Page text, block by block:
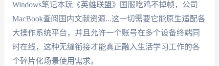
Windows笔记本玩《英雄联盟》国服吃鸡不掉帧，公司
MacBook查阅国内文献资源...这一切需要它能原生适配各
大操作系统平台，并且允许一个账号在多个设备终端同
时在线，这种无缝衔接才能真正融入生活学习工作的各
个碎片化场景使用需求。